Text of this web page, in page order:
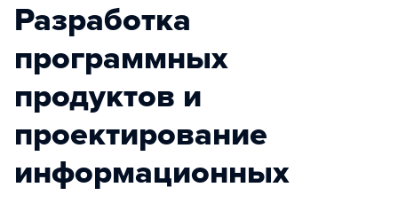
Разработка
программных
продуктов и
проектирование
информационных